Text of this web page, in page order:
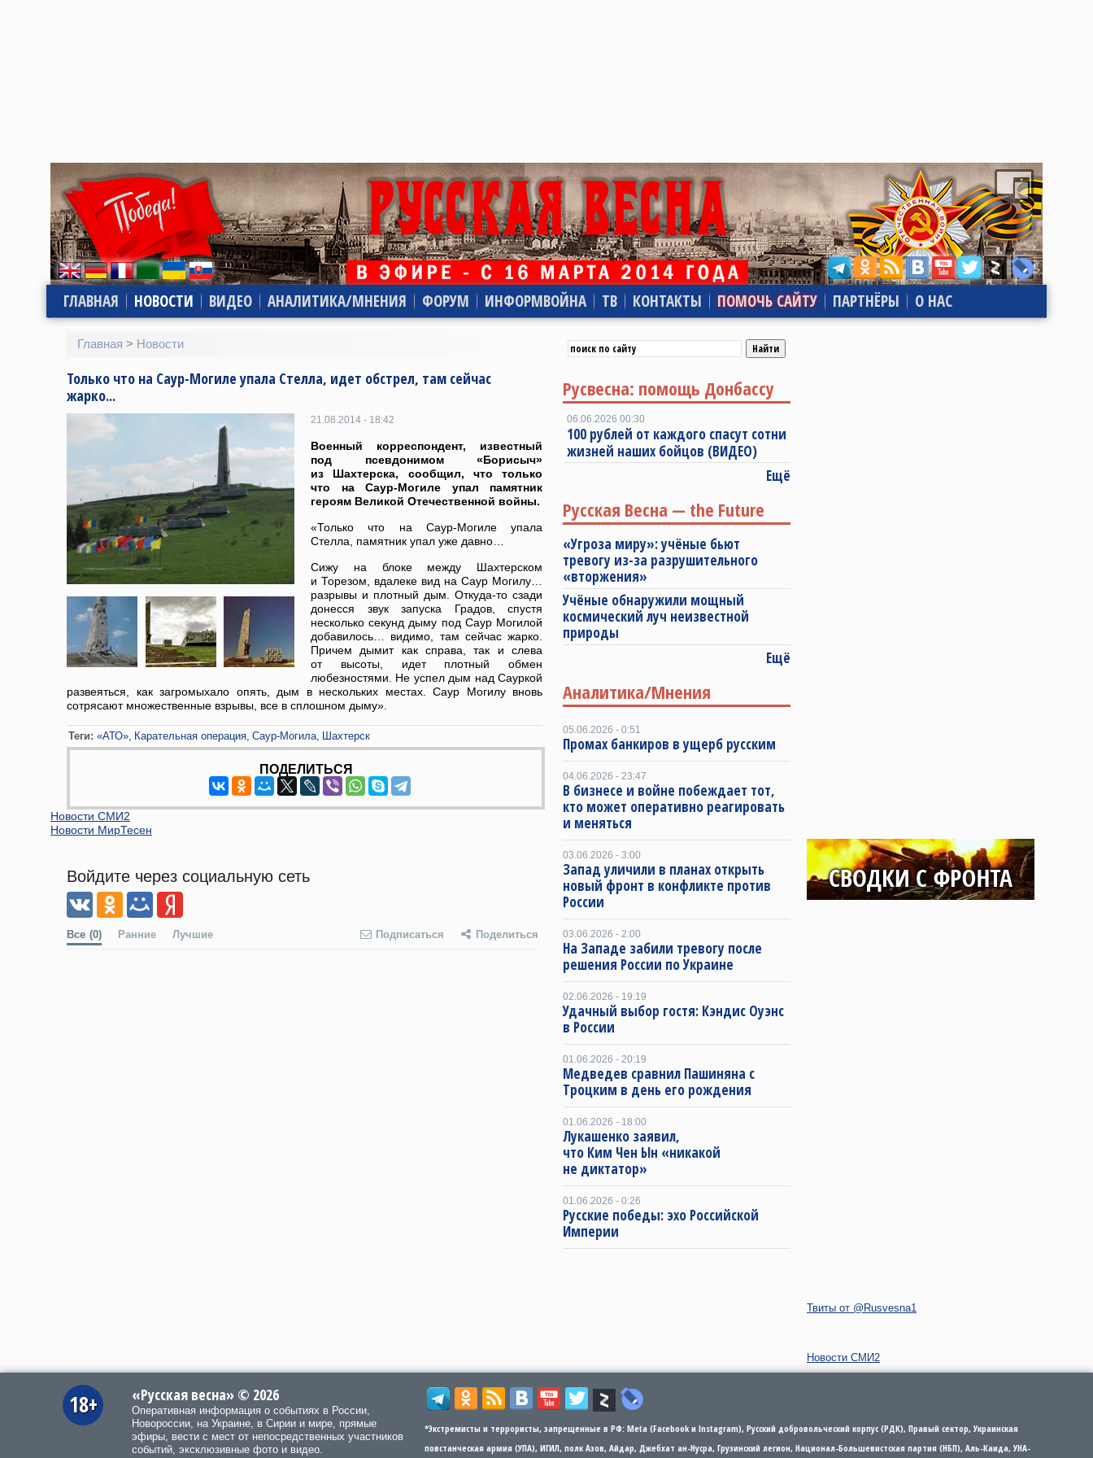
ГЛАВНАЯ НОВОСТИ ВИДЕО АНАЛИТИКА/МНЕНИЯ ФОРУМ ИНФОРМВОЙНА ТВ КОНТАКТЫ ПОМОЧЬ САЙТУ ПАРТНЁРЫ О НАС
Главная > Новости
Только что на Саур-Могиле упала Стелла, идет обстрел, там сейчас
жарко...
21.08.2014 - 18:42
Военный корреспондент, известный
под псевдонимом «Борисыч»
из Шахтерска, сообщил, что только
что на Саур-Могиле упал памятник
героям Великой Отечественной войны.
«Только что на Саур-Могиле упала
Стелла, памятник упал уже давно…
Сижу на блоке между Шахтерском
и Торезом, вдалеке вид на Саур Могилу…
разрывы и плотный дым. Откуда-то сзади
донесся звук запуска Градов, спустя
несколько секунд дыму под Саур Могилой
добавилось… видимо, там сейчас жарко.
Причем дымит как справа, так и слева
от высоты, идет плотный обмен
любезностями. Не успел дым над Сауркой
развеяться, как загромыхало опять, дым в нескольких местах. Саур Могилу вновь
сотрясают множественные взрывы, все в сплошном дыму».
Теги: «АТО» Карательная операция Саур-Могила Шахтерск
ПОДЕЛИТЬСЯ
Новости СМИ2
Новости МирТесен
Войдите через социальную сеть
Все (0) Ранние Лучшие Подписаться Поделиться
Русвесна: помощь Донбассу
06.06.2026 00:30
100 рублей от каждого спасут сотни
жизней наших бойцов (ВИДЕО)
Ещё
Русская Весна — the Future
«Угроза миру»: учёные бьют
тревогу из-за разрушительного
«вторжения»
Учёные обнаружили мощный
космический луч неизвестной
природы
Ещё
Аналитика/Мнения
05.06.2026 - 0:51
Промах банкиров в ущерб русским
04.06.2026 - 23:47
В бизнесе и войне побеждает тот,
кто может оперативно реагировать
и меняться
03.06.2026 - 3:00
Запад уличили в планах открыть
новый фронт в конфликте против
России
03.06.2026 - 2:00
На Западе забили тревогу после
решения России по Украине
02.06.2026 - 19:19
Удачный выбор гостя: Кэндис Оуэнс
в России
01.06.2026 - 20:19
Медведев сравнил Пашиняна с
Троцким в день его рождения
01.06.2026 - 18:00
Лукашенко заявил,
что Ким Чен Ын «никакой
не диктатор»
01.06.2026 - 0:26
Русские победы: эхо Российской
Империи
Твиты от @Rusvesna1
Новости СМИ2
18+ «Русская весна» © 2026
Оперативная информация о событиях в России,
Новороссии, на Украине, в Сирии и мире, прямые
эфиры, вести с мест от непосредственных участников
событий, эксклюзивные фото и видео.
*Экстремисты и террористы, запрещенные в РФ: Meta (Facebook и Instagram), Русский добровольческий корпус (РДК), Правый сектор, Украинская
повстанческая армия (УПА), ИГИЛ, полк Азов, Айдар, Джебхат ан-Нусра, Грузинский легион, Национал-Большевистская партия (НБП), Аль-Каида, УНА-